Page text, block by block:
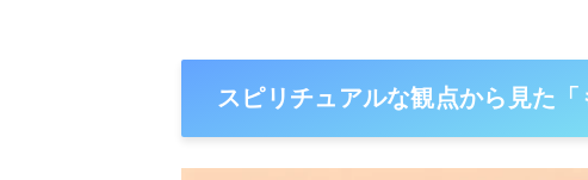
スピリチュアルな観点から見た